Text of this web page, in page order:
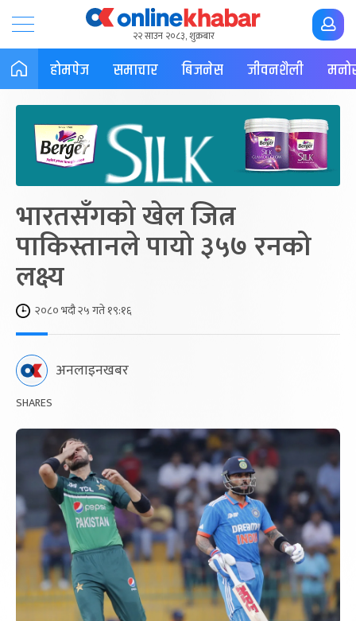
२२ साउन २०८३, शुक्रबार
होमपेज समाचार बिजनेस जीवनशैली
भारतसँगको खेल जित्न
पाकिस्तानले पायो ३५७ रनको
लक्ष्य
२०८० भदौ २५ गते १९:१६
अनलाइनखबर
SHARES